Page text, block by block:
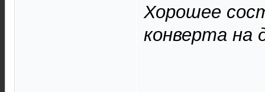
Хорошее
конверта на